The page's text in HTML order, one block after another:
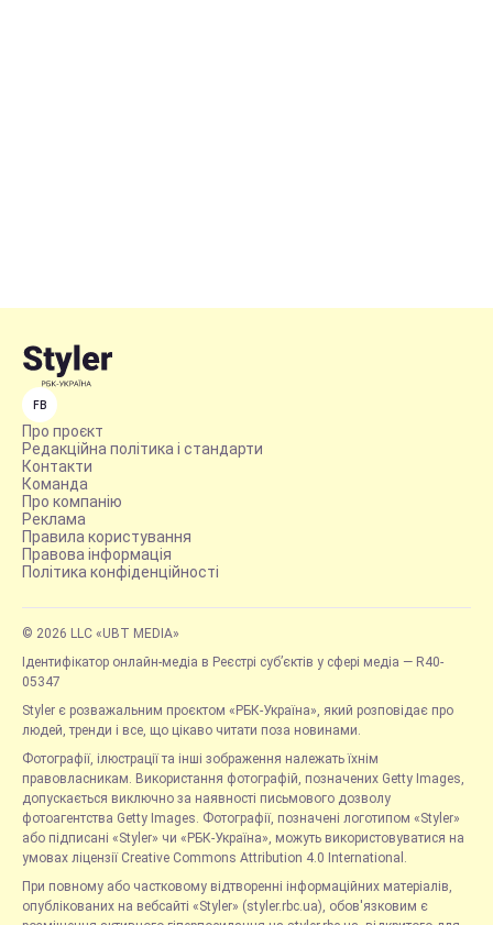
FB
Про проєкт
Редакційна політика і стандарти
Контакти
Команда
Про компанію
Реклама
Правила користування
Правова інформація
Політика конфіденційності
© 2026 LLC «UBT MEDIA»
Ідентифікатор онлайн-медіа в Реєстрі суб’єктів у сфері медіа — R40-
05347
Styler є розважальним проєктом «РБК-Україна», який розповідає про
людей, тренди і все, що цікаво читати поза новинами.
Фотографії, ілюстрації та інші зображення належать їхнім
правовласникам. Використання фотографій, позначених Getty Images,
допускається виключно за наявності письмового дозволу
фотоагентства Getty Images. Фотографії, позначені логотипом «Styler»
або підписані «Styler» чи «РБК-Україна», можуть використовуватися на
умовах ліцензії Creative Commons Attribution 4.0 International.
При повному або частковому відтворенні інформаційних матеріалів,
опублікованих на вебсайті «Styler» (styler.rbc.ua), обов'язковим є